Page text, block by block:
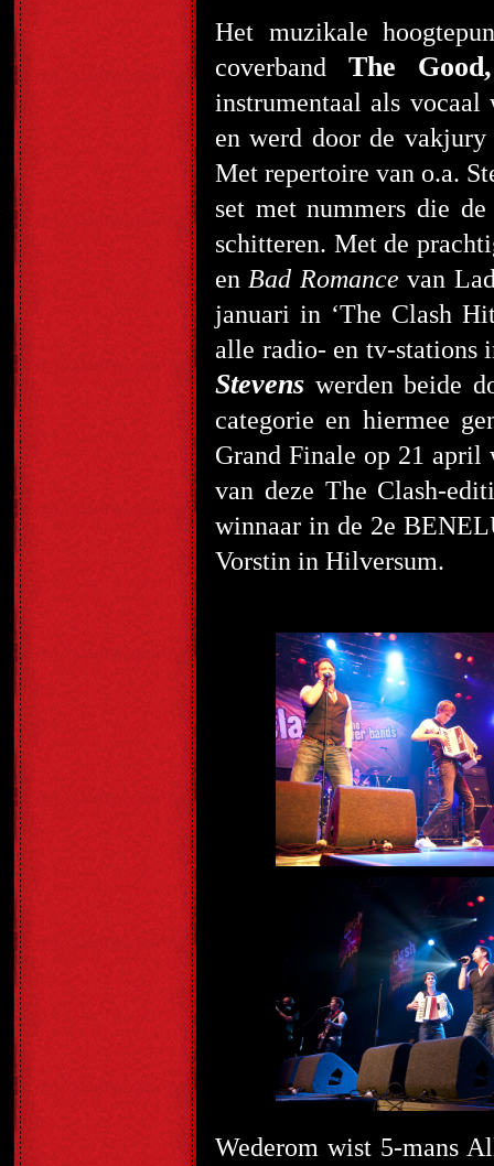
Het muzikale
coverband The
instrumentaal als vocaal
en werd door de
Met repertoire van o.a.
set met nummers die
schitteren. Met de
en Bad Romance van
januari in ‘The Clash
alle radio- en tv-stations
Stevens werden beide
categorie en hiermee
Grand Finale op 21 april
van deze The Clash-
winnaar in de 2e
Vorstin in Hilversum.
Wederom wist 5-mans